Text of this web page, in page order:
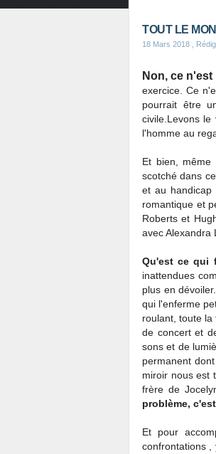
TOUT LE
18 Mars 2018 ,
Non, ce
exercice. Ce
pourrait être
civile.Levons
l'homme au
Et bien,
scotché dans
et au handicap
romantique et
Roberts et
avec Alexandra
Qu'est ce qui
inattendues
plus en
qui l'enferme
roulant, toute
de concert et
sons et de
permanent
miroir nous est
frère de
problème,
Et pour
confrontations ,